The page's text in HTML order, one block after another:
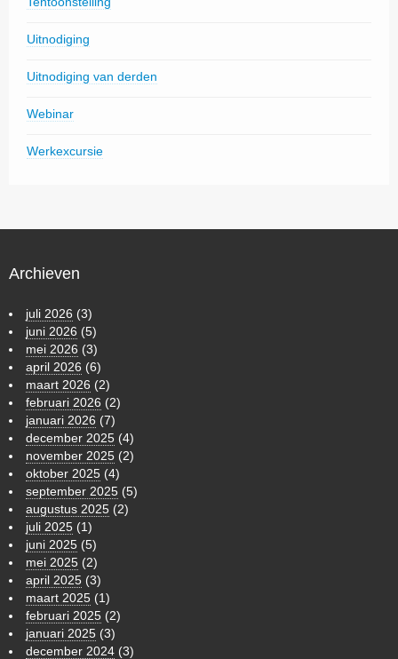
Uitnodiging
Uitnodiging van derden
Webinar
Werkexcursie
Archieven
juli 2026 (3)
juni 2026 (5)
mei 2026 (3)
april 2026 (6)
maart 2026 (2)
februari 2026 (2)
januari 2026 (7)
december 2025 (4)
november 2025 (2)
oktober 2025 (4)
september 2025 (5)
augustus 2025 (2)
juli 2025 (1)
juni 2025 (5)
mei 2025 (2)
april 2025 (3)
maart 2025 (1)
februari 2025 (2)
januari 2025 (3)
december 2024 (3)